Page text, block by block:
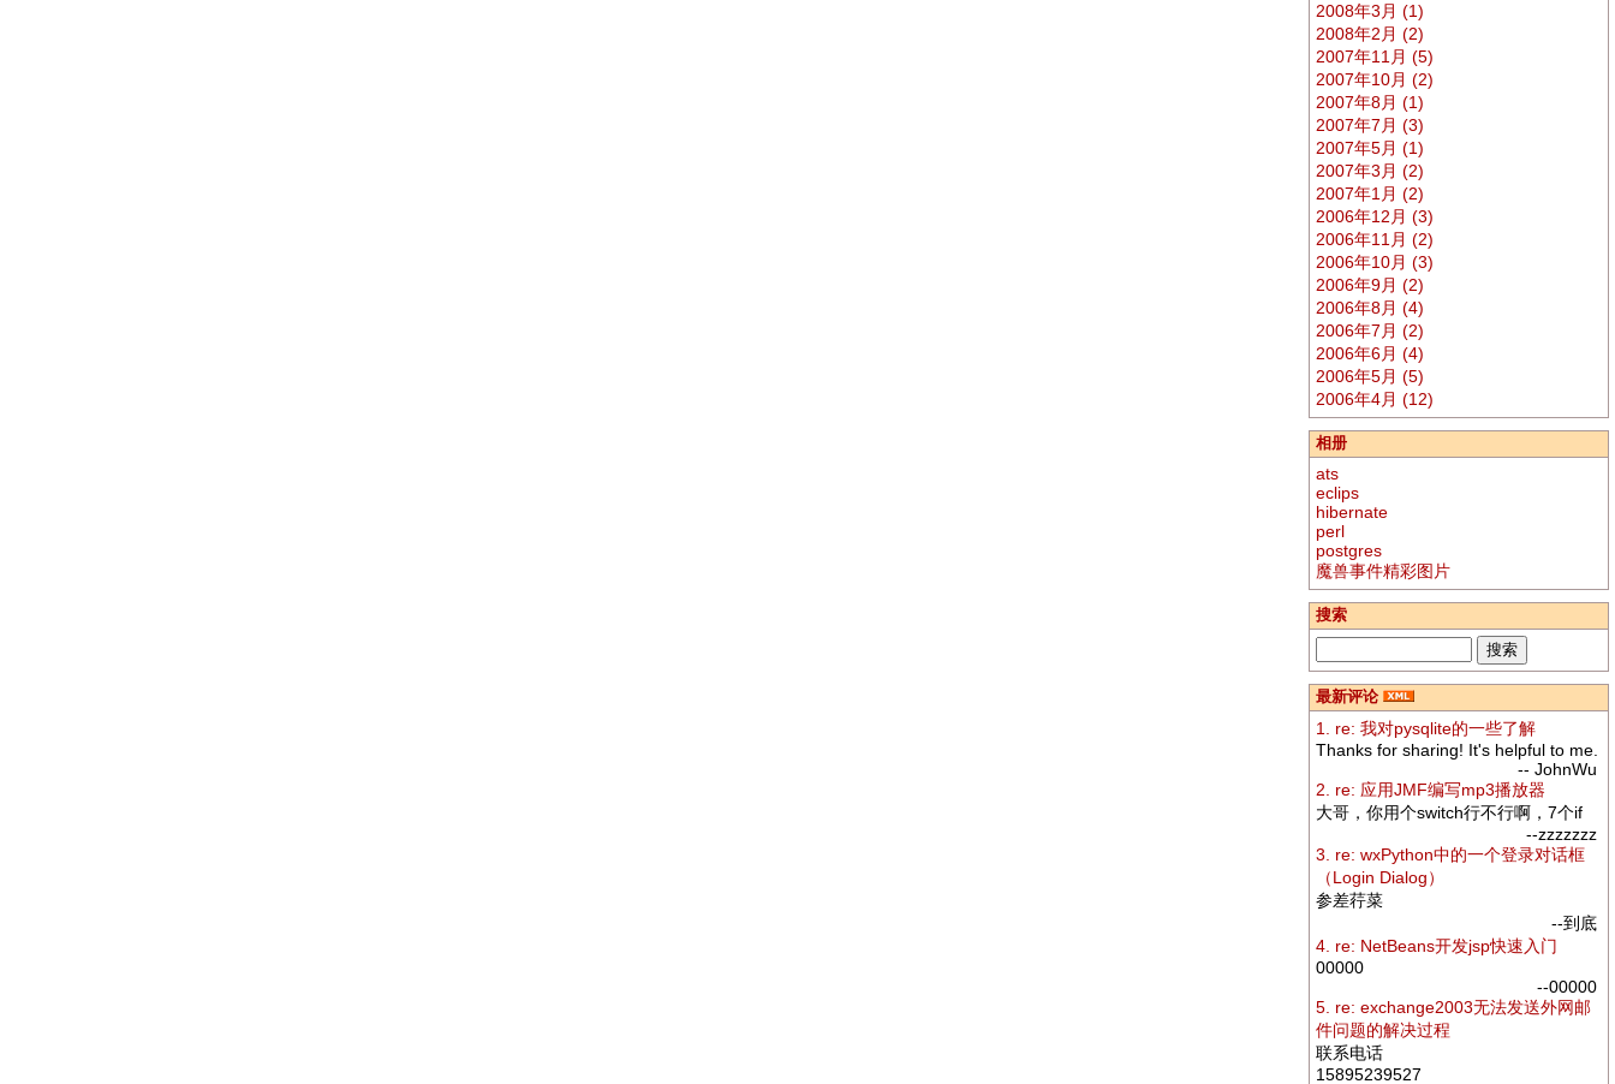
2008年3月 (1)
2008年2月 (2)
2007年11月 (5)
2007年10月 (2)
2007年8月 (1)
2007年7月 (3)
2007年5月 (1)
2007年3月 (2)
2007年1月 (2)
2006年12月 (3)
2006年11月 (2)
2006年10月 (3)
2006年9月 (2)
2006年8月 (4)
2006年7月 (2)
2006年6月 (4)
2006年5月 (5)
2006年4月 (12)
相册
ats
eclips
hibernate
perl
postgres
魔兽事件精彩图片
搜索
最新评论
1. re: 我对pysqlite的一些了解
Thanks for sharing! It's helpful to me.
-- JohnWu
2. re: 应用JMF编写mp3播放器
大哥，你用个switch行不行啊，7个if
--zzzzzzz
3. re: wxPython中的一个登录对话框
（Login Dialog）
参差荇菜
--到底
4. re: NetBeans开发jsp快速入门
00000
--00000
5. re: exchange2003无法发送外网邮
件问题的解决过程
联系电话
15895239527